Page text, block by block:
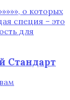
о которых
специя – это
для
Стандарт